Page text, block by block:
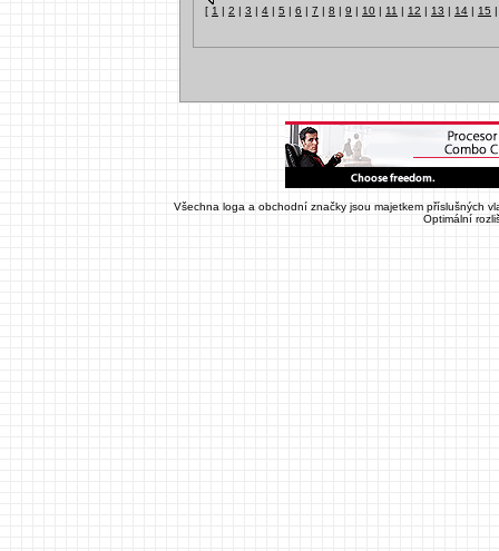
[ 1 | 2 | 3 | 4 | 5 | 6 | 7 | 8 | 9 | 10 | 11 | 12 | 13 | 14 | 15
Všechna loga a obchodní značky jsou majetkem příslušných
Optimální